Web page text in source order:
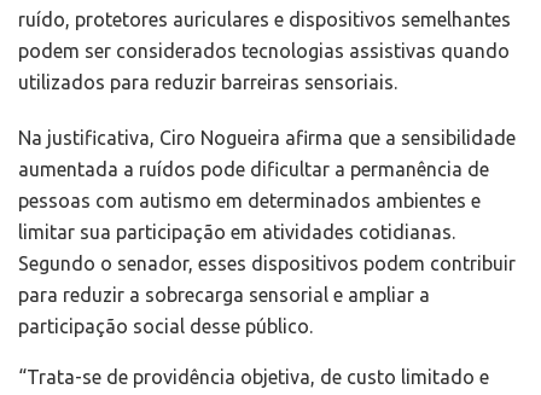
ruído, protetores auriculares e dispositivos semelhantes
podem ser considerados tecnologias assistivas quando
utilizados para reduzir barreiras sensoriais.
Na justificativa, Ciro Nogueira afirma que a sensibilidade
aumentada a ruídos pode dificultar a permanência de
pessoas com autismo em determinados ambientes e
limitar sua participação em atividades cotidianas.
Segundo o senador, esses dispositivos podem contribuir
para reduzir a sobrecarga sensorial e ampliar a
participação social desse público.
“Trata-se de providência objetiva, de custo limitado e